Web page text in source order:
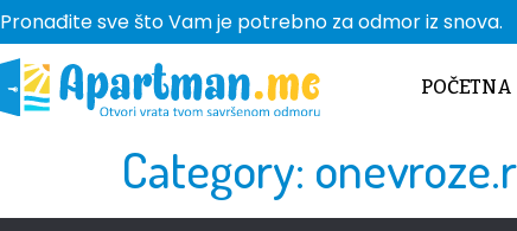
Pronađite sve što Vam je potrebno za odmor iz snova.
POČETNA
Category: